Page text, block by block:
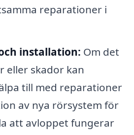
reparationer i
installation: Om det
eller skador kan
till med reparationer
av nya rörsystem för
att avloppet fungerar